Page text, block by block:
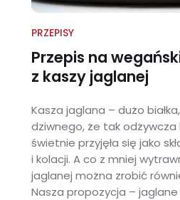
PRZEPISY
Przepis na
z kaszy jaglanej
Kasza jaglana – dużo
dziwnego, że tak odżywcza
świetnie przyjęła się jako
i kolacji. A co z mniej
jaglanej można zrobić
Nasza propozycja – jaglane